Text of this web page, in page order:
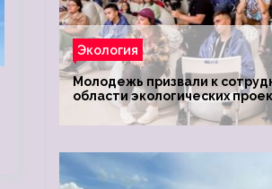
Экология
Молодежь призвали к
области экологических